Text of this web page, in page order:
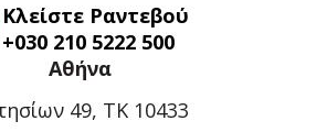
Κλείστε Ραντεβού
+030 210 5222 500
Αθήνα
49, ΤΚ 10433